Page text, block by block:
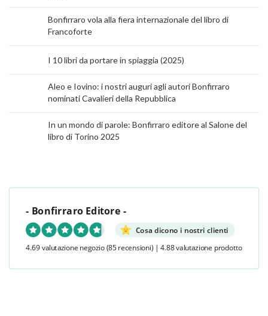
Bonfirraro vola alla fiera internazionale del libro di
Francoforte
I 10 libri da portare in spiaggia (2025)
Aleo e Iovino: i nostri auguri agli autori Bonfirraro
nominati Cavalieri della Repubblica
In un mondo di parole: Bonfirraro editore al Salone del
libro di Torino 2025
- Bonfirraro Editore -
Cosa dicono i nostri clienti
4.69 valutazione negozio (85 recensioni) | 4.88 valutazione prodotto